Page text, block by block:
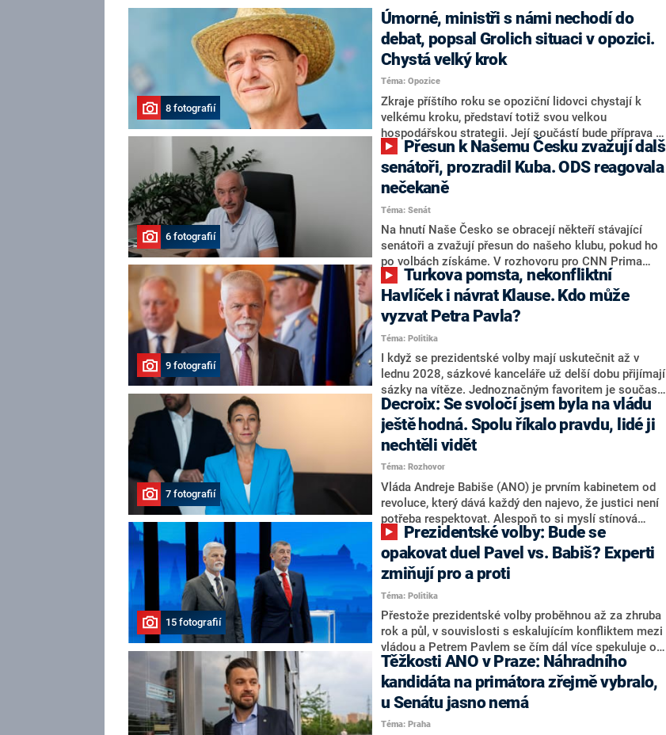
8 fotografií
Úmorné, ministři s námi nechodí do
debat, popsal Grolich situaci v opozici.
Chystá velký krok
Téma: Opozice
Zkraje příštího roku se opoziční lidovci chystají k
velkému kroku, představí totiž svou velkou
hospodářskou strategii. Její součástí bude příprava na
stárnutí populace, řekl ve středu na setkání s novináři
nový předseda lidovců Jan Grolich. Ten zároveň v
senátních volbách kandiduje ve Vyškově. Popsal i
aktivitu opozice, o níž vládní strany nebo političtí
komentátoři mluví jako o slabé a v defenzivě. „Je to
úmorná práce upozorňovat na chyby vlády. Ministři s
námi navíc nechodí do debat. Chceme ale ukazovat
svoje témata,“ odpověděl Grolich na dotaz CNN Prima
NEWS.
6 fotografií
senátoři, prozradil Kuba. ODS reagovala
nečekaně
Téma: Senát
Na hnutí Naše Česko se obracejí někteří stávající
senátoři a zvažují přesun do našeho klubu, pokud ho
po volbách získáme. V rozhovoru pro CNN Prima
NEWS to řekl zakladatel hnutí a jihočeský hejtman
Martin Kuba. Konkrétní nebyl, ale získat by takto mohl
například senátora Zdeňka Hrabu, který je dnes
součástí klubu ODS a TOP 09. Hraba to na dotaz
redakce nevyloučil. Předseda klubu senátorů ODS
Zdeněk Nytra redakci řekl, že počítá s odchodem
některých senátorů z klubu a že Naše Česko není
nepřítel, ale soupeř.
9 fotografií
Havlíček i návrat Klause. Kdo může
vyzvat Petra Pavla?
Téma: Politika
I když se prezidentské volby mají uskutečnit až v
lednu 2028, sázkové kanceláře už delší dobu přijímají
sázky na vítěze. Jednoznačným favoritem je současná
hlava státu Petr Pavel. Daleko za ním pak bookmakeři
zmiňují dva výrazné politiky ANO, tedy premiéra
Andreje Babiše a ministra průmyslu Karla Havlíčka.
Oblíbeným tipem samotných sázkařů je poslanec za
Motoristy Filip Turek. Politolog Jan Kubáček nicméně
o případné kandidatuře kohokoliv ze zmíněné trojice
značně pochybuje. Podle něj současná koalice dosud
nemá osobu, která by Pavlovi mohla konkurovat.
7 fotografií
Decroix: Se svoločí jsem byla na vládu
ještě hodná. Spolu říkalo pravdu, lidé ji
nechtěli vidět
Téma: Rozhovor
Vláda Andreje Babiše (ANO) je prvním kabinetem od
revoluce, který dává každý den najevo, že justici není
potřeba respektovat. Alespoň to si myslí stínová
ministryně spravedlnosti ODS Eva Decroix. V
rozhovoru pro CNN Prima NEWS si nebrala servítky
ohledně politického výkonu svého nástupce Jeronýma
Tejce (za ANO) či vládní zmocněnkyně pro lidská
práva Taťány Malé (ANO). Označením „svoloč“ na
adresu vlády prý byla ještě hodná. Decroix se také
vrátila k volební porážce koalice Spolu či promluvila o
hnutí Naše Česko Martina Kuby.
15 fotografií
opakovat duel Pavel vs. Babiš? Experti
zmiňují pro a proti
Téma: Politika
Přestože prezidentské volby proběhnou až za zhruba
rok a půl, v souvislosti s eskalujícím konfliktem mezi
vládou a Petrem Pavlem se čím dál více spekuluje o
tom, koho by do bitvy o Hrad mohla vyslat současná
koalice. Někteří političtí komentátoři znovu vytahují
jméno premiéra Andreje Babiše (ANO). Jak moc je
pravděpodobné, že se v prezidentských volbách 2028
bude znovu opakovat souboj z roku 2023?
Těžkosti ANO v Praze: Náhradního
kandidáta na primátora zřejmě vybralo,
u Senátu jasno nemá
Téma: Praha